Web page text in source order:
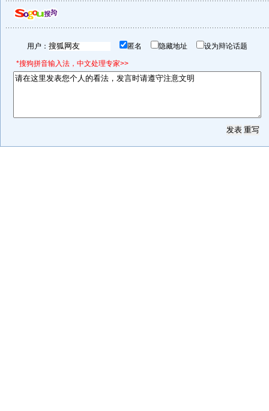
用户： 匿名 隐藏地址 设为辩论话题
*搜狗拼音输入法，中文处理专家>>